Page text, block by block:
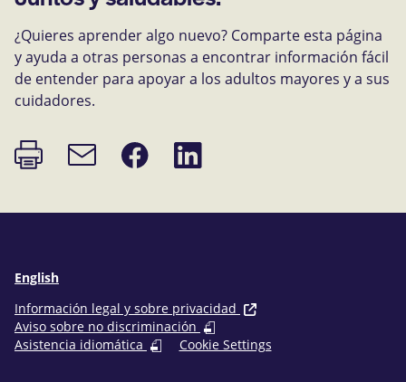
¿Quieres aprender algo nuevo? Comparte esta página
y ayuda a otras personas a encontrar información fácil
de entender para apoyar a los adultos mayores y a sus
cuidadores.
Imprimir
página
Enlace
de
Compartir
en
Compartir
en
English
Información legal y sobre privacidad
Aviso sobre no discriminación
Asistencia idiomática
Cookie Settings